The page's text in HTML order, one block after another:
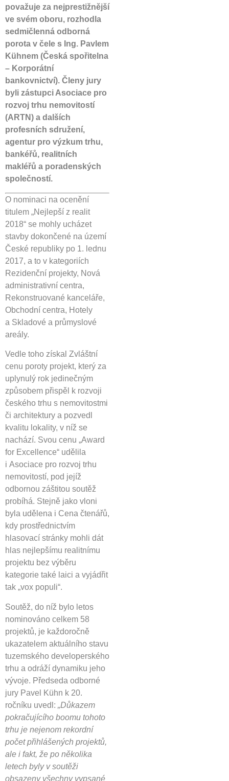
považuje za nejprestižnější
ve svém oboru, rozhodla
sedmičlenná odborná
porota v čele s Ing. Pavlem
Kühnem (Česká spořitelna
– Korporátní
bankovnictví). Členy jury
byli zástupci Asociace pro
rozvoj trhu nemovitostí
(ARTN) a dalších
profesních sdružení,
agentur pro výzkum trhu,
bankéřů, realitních
makléřů a poradenských
společností.
O nominaci na ocenění
titulem „Nejlepší z realit
2018“ se mohly ucházet
stavby dokončené na území
České republiky po 1. lednu
2017, a to v kategoriích
Rezidenční projekty, Nová
administrativní centra,
Rekonstruované kanceláře,
Obchodní centra, Hotely
a Skladové a průmyslové
areály.
Vedle toho získal Zvláštní
cenu poroty projekt, který za
uplynulý rok jedinečným
způsobem přispěl k rozvoji
českého trhu s nemovitostmi
či architektury a pozvedl
kvalitu lokality, v níž se
nachází. Svou cenu „Award
for Excellence“ udělila
i Asociace pro rozvoj trhu
nemovitostí, pod jejíž
odbornou záštitou soutěž
probíhá. Stejně jako vloni
byla udělena i Cena čtenářů,
kdy prostřednictvím
hlasovací stránky mohli dát
hlas nejlepšímu realitnímu
projektu bez výběru
kategorie také laici a vyjádřit
tak „vox populi“.
Soutěž, do níž bylo letos
nominováno celkem 58
projektů, je každoročně
ukazatelem aktuálního stavu
tuzemského developerského
trhu a odráží dynamiku jeho
vývoje. Předseda odborné
jury Pavel Kühn k 20.
ročníku uvedl: „Důkazem
pokračujícího boomu tohoto
trhu je nejenom rekordní
počet přihlášených projektů,
ale i fakt, že po několika
letech byly v soutěži
obsazeny všechny vypsané